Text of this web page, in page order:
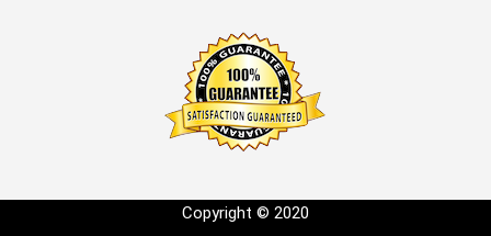
Copyright © 2020